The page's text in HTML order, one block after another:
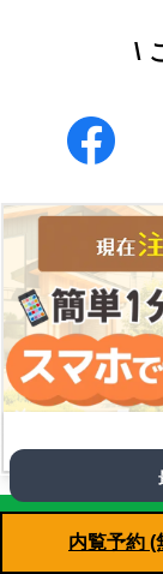
\
内覧予約 (